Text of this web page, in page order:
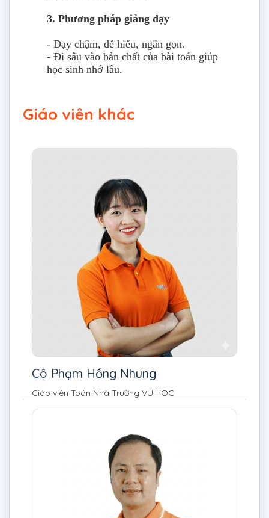
3. Phương pháp giảng dạy
- Dạy chậm, dễ hiểu, ngắn gọn.
- Đi sâu vào bản chất của bài toán giúp
học sinh nhớ lâu.
Giáo viên khác
Cô Phạm Hồng Nhung
Giáo viên Toán Nhà Trường VUIHOC